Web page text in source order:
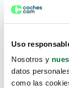
Uso
Nosotros y
datos
como las